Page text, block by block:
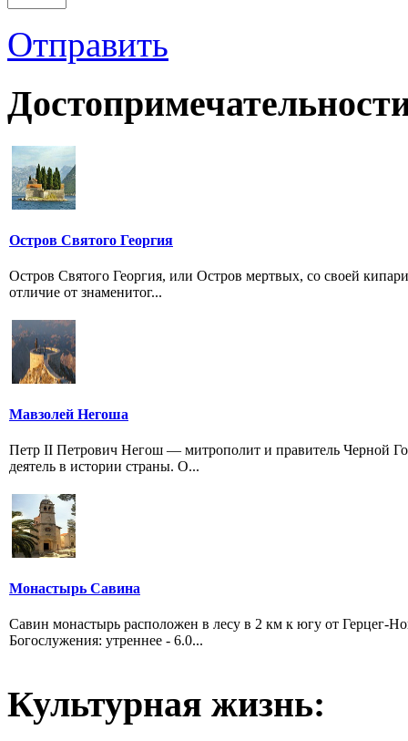
Отправить
Остров Святого Георгия
Остров Святого Георгия, или Остров мертвых, со своей
отличие от знаменитог...
Мавзолей Негоша
Петр II Петрович Негош — митрополит и правитель Черной
деятель в истории страны. О...
Монастырь Савина
Савин монастырь расположен в лесу в 2 км к югу от Герцег-
Богослужения: утреннее - 6.0...
Культурная жизнь: